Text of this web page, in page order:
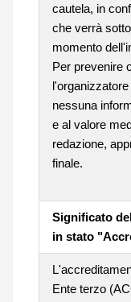
cautela, in
che verrà
momento
Per prevenire
nessuna
e al valore
redazione,
finale.
Significato
in stato
Ente terzo